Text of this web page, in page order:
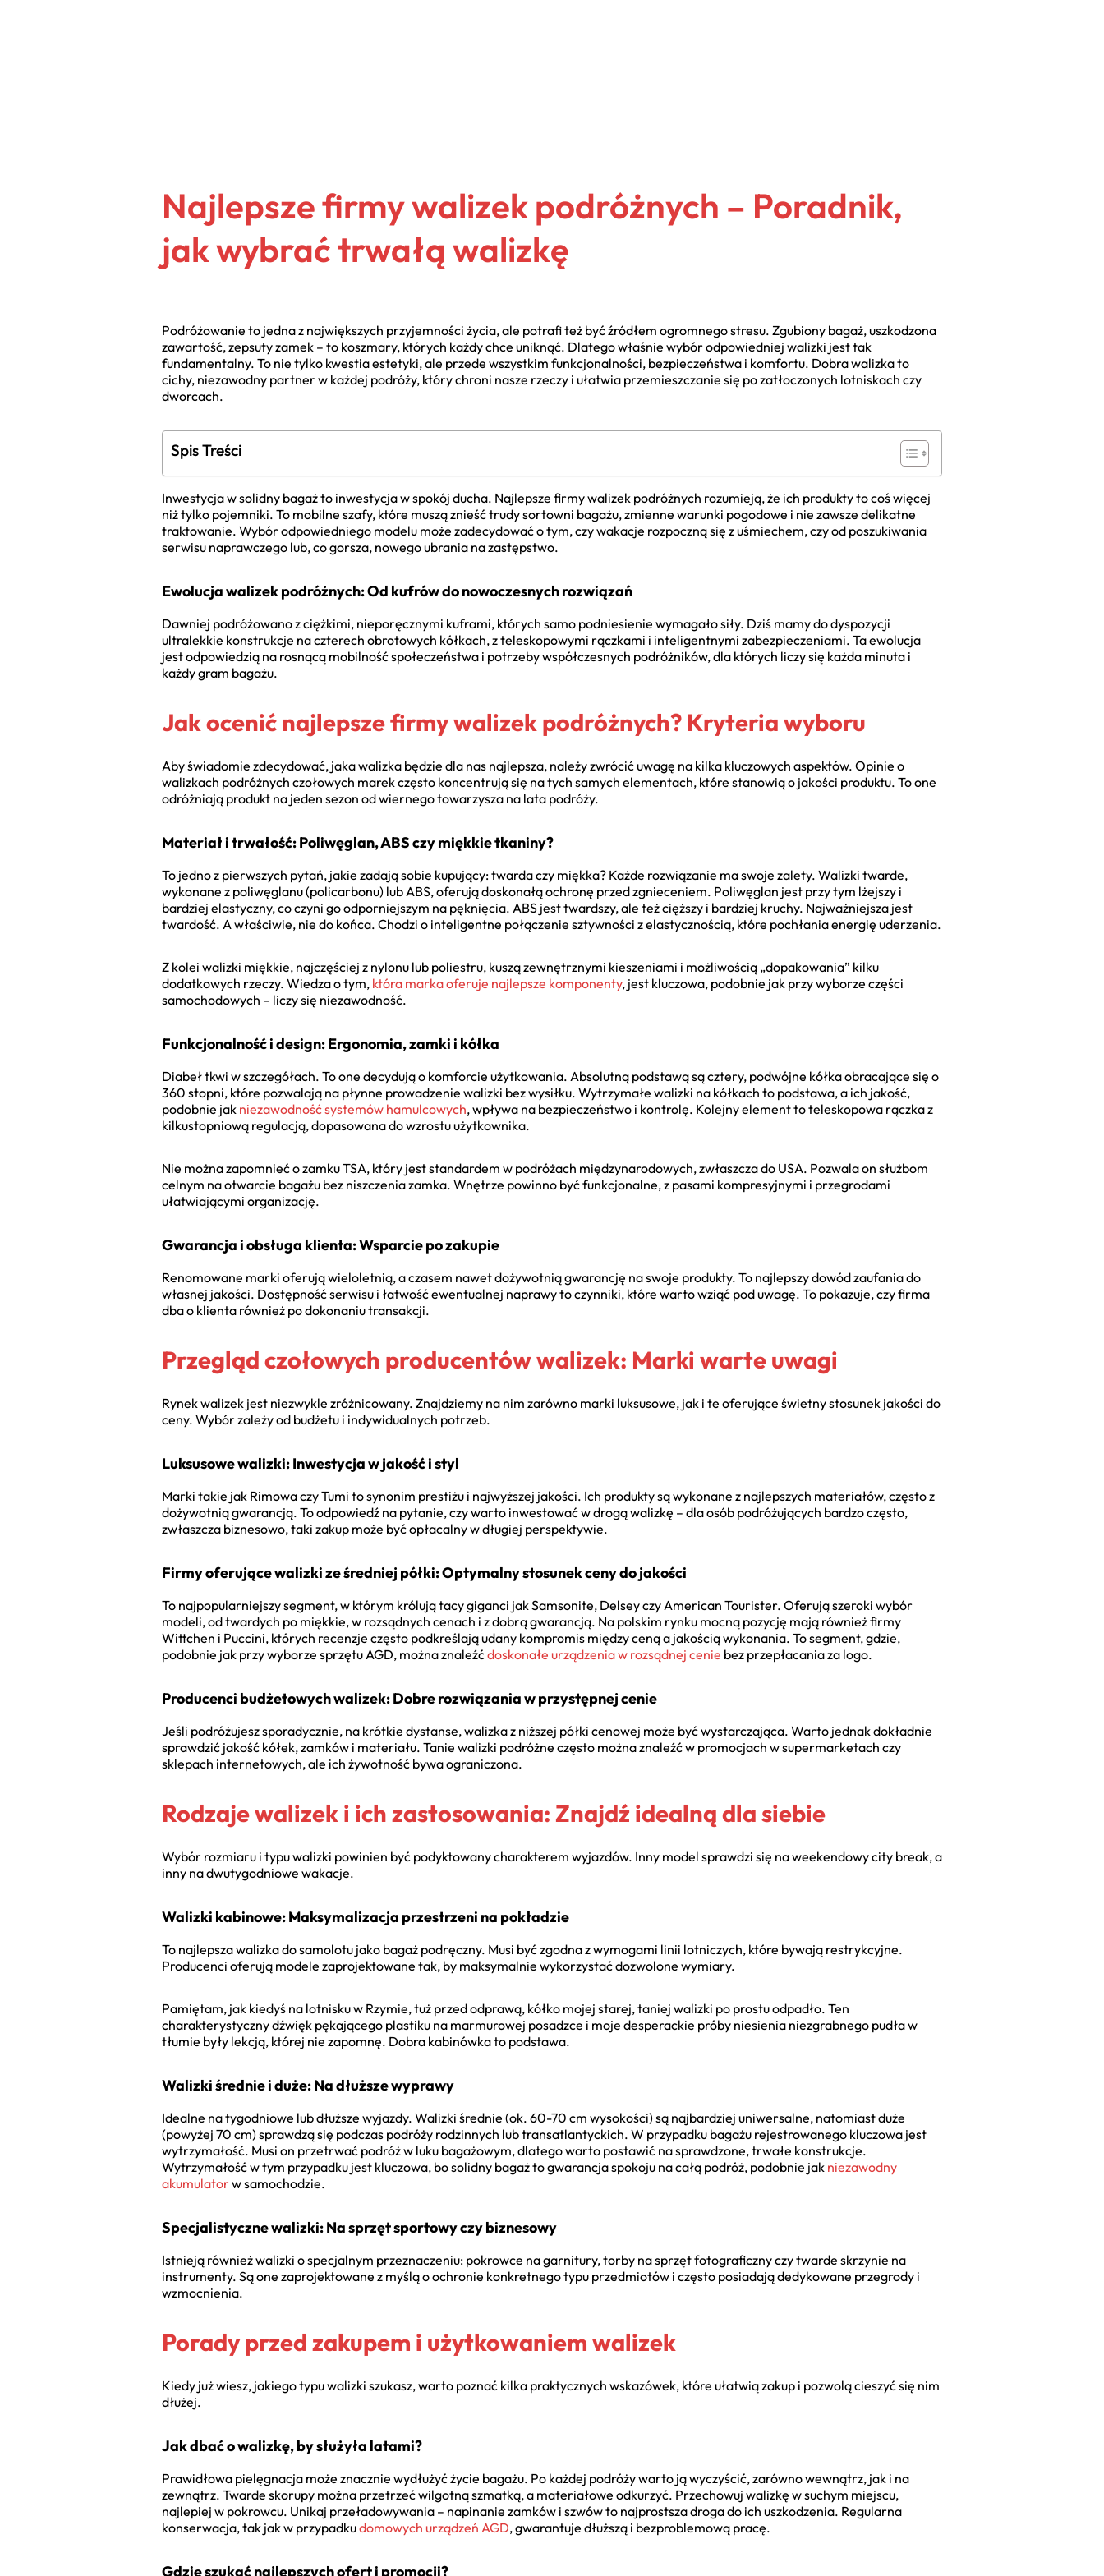
Najlepsze firmy walizek podróżnych – Poradnik,
jak wybrać trwałą walizkę
Podróżowanie to jedna z największych przyjemności życia, ale potrafi też być źródłem ogromnego stresu. Zgubiony bagaż, uszkodzona
zawartość, zepsuty zamek – to koszmary, których każdy chce uniknąć. Dlatego właśnie wybór odpowiedniej walizki jest tak
fundamentalny. To nie tylko kwestia estetyki, ale przede wszystkim funkcjonalności, bezpieczeństwa i komfortu. Dobra walizka to
cichy, niezawodny partner w każdej podróży, który chroni nasze rzeczy i ułatwia przemieszczanie się po zatłoczonych lotniskach czy
dworcach.
Spis Treści
Inwestycja w solidny bagaż to inwestycja w spokój ducha. Najlepsze firmy walizek podróżnych rozumieją, że ich produkty to coś więcej
niż tylko pojemniki. To mobilne szafy, które muszą znieść trudy sortowni bagażu, zmienne warunki pogodowe i nie zawsze delikatne
traktowanie. Wybór odpowiedniego modelu może zadecydować o tym, czy wakacje rozpoczną się z uśmiechem, czy od poszukiwania
serwisu naprawczego lub, co gorsza, nowego ubrania na zastępstwo.
Ewolucja walizek podróżnych: Od kufrów do nowoczesnych rozwiązań
Dawniej podróżowano z ciężkimi, nieporęcznymi kuframi, których samo podniesienie wymagało siły. Dziś mamy do dyspozycji
ultralekkie konstrukcje na czterech obrotowych kółkach, z teleskopowymi rączkami i inteligentnymi zabezpieczeniami. Ta ewolucja
jest odpowiedzią na rosnącą mobilność społeczeństwa i potrzeby współczesnych podróżników, dla których liczy się każda minuta i
każdy gram bagażu.
Jak ocenić najlepsze firmy walizek podróżnych? Kryteria wyboru
Aby świadomie zdecydować, jaka walizka będzie dla nas najlepsza, należy zwrócić uwagę na kilka kluczowych aspektów. Opinie o
walizkach podróżnych czołowych marek często koncentrują się na tych samych elementach, które stanowią o jakości produktu. To one
odróżniają produkt na jeden sezon od wiernego towarzysza na lata podróży.
Materiał i trwałość: Poliwęglan, ABS czy miękkie tkaniny?
To jedno z pierwszych pytań, jakie zadają sobie kupujący: twarda czy miękka? Każde rozwiązanie ma swoje zalety. Walizki twarde,
wykonane z poliwęglanu (policarbonu) lub ABS, oferują doskonałą ochronę przed zgnieceniem. Poliwęglan jest przy tym lżejszy i
bardziej elastyczny, co czyni go odporniejszym na pęknięcia. ABS jest twardszy, ale też cięższy i bardziej kruchy. Najważniejsza jest
twardość. A właściwie, nie do końca. Chodzi o inteligentne połączenie sztywności z elastycznością, które pochłania energię uderzenia.
Z kolei walizki miękkie, najczęściej z nylonu lub poliestru, kuszą zewnętrznymi kieszeniami i możliwością „dopakowania” kilku
dodatkowych rzeczy. Wiedza o tym, która marka oferuje najlepsze komponenty, jest kluczowa, podobnie jak przy wyborze części
samochodowych – liczy się niezawodność.
Funkcjonalność i design: Ergonomia, zamki i kółka
Diabeł tkwi w szczegółach. To one decydują o komforcie użytkowania. Absolutną podstawą są cztery, podwójne kółka obracające się o
360 stopni, które pozwalają na płynne prowadzenie walizki bez wysiłku. Wytrzymałe walizki na kółkach to podstawa, a ich jakość,
podobnie jak niezawodność systemów hamulcowych, wpływa na bezpieczeństwo i kontrolę. Kolejny element to teleskopowa rączka z
kilkustopniową regulacją, dopasowana do wzrostu użytkownika.
Nie można zapomnieć o zamku TSA, który jest standardem w podróżach międzynarodowych, zwłaszcza do USA. Pozwala on służbom
celnym na otwarcie bagażu bez niszczenia zamka. Wnętrze powinno być funkcjonalne, z pasami kompresyjnymi i przegrodami
ułatwiającymi organizację.
Gwarancja i obsługa klienta: Wsparcie po zakupie
Renomowane marki oferują wieloletnią, a czasem nawet dożywotnią gwarancję na swoje produkty. To najlepszy dowód zaufania do
własnej jakości. Dostępność serwisu i łatwość ewentualnej naprawy to czynniki, które warto wziąć pod uwagę. To pokazuje, czy firma
dba o klienta również po dokonaniu transakcji.
Przegląd czołowych producentów walizek: Marki warte uwagi
Rynek walizek jest niezwykle zróżnicowany. Znajdziemy na nim zarówno marki luksusowe, jak i te oferujące świetny stosunek jakości do
ceny. Wybór zależy od budżetu i indywidualnych potrzeb.
Luksusowe walizki: Inwestycja w jakość i styl
Marki takie jak Rimowa czy Tumi to synonim prestiżu i najwyższej jakości. Ich produkty są wykonane z najlepszych materiałów, często z
dożywotnią gwarancją. To odpowiedź na pytanie, czy warto inwestować w drogą walizkę – dla osób podróżujących bardzo często,
zwłaszcza biznesowo, taki zakup może być opłacalny w długiej perspektywie.
Firmy oferujące walizki ze średniej półki: Optymalny stosunek ceny do jakości
To najpopularniejszy segment, w którym królują tacy giganci jak Samsonite, Delsey czy American Tourister. Oferują szeroki wybór
modeli, od twardych po miękkie, w rozsądnych cenach i z dobrą gwarancją. Na polskim rynku mocną pozycję mają również firmy
Wittchen i Puccini, których recenzje często podkreślają udany kompromis między ceną a jakością wykonania. To segment, gdzie,
podobnie jak przy wyborze sprzętu AGD, można znaleźćdoskonałe urządzenia w rozsądnej cenie bez przepłacania za logo.
Producenci budżetowych walizek: Dobre rozwiązania w przystępnej cenie
Jeśli podróżujesz sporadycznie, na krótkie dystanse, walizka z niższej półki cenowej może być wystarczająca. Warto jednak dokładnie
sprawdzić jakość kółek, zamków i materiału. Tanie walizki podróżne często można znaleźć w promocjach w supermarketach czy
sklepach internetowych, ale ich żywotność bywa ograniczona.
Rodzaje walizek i ich zastosowania: Znajdź idealną dla siebie
Wybór rozmiaru i typu walizki powinien być podyktowany charakterem wyjazdów. Inny model sprawdzi się na weekendowy city break, a
inny na dwutygodniowe wakacje.
Walizki kabinowe: Maksymalizacja przestrzeni na pokładzie
To najlepsza walizka do samolotu jako bagaż podręczny. Musi być zgodna z wymogami linii lotniczych, które bywają restrykcyjne.
Producenci oferują modele zaprojektowane tak, by maksymalnie wykorzystać dozwolone wymiary.
Pamiętam, jak kiedyś na lotnisku w Rzymie, tuż przed odprawą, kółko mojej starej, taniej walizki po prostu odpadło. Ten
charakterystyczny dźwięk pękającego plastiku na marmurowej posadzce i moje desperackie próby niesienia niezgrabnego pudła w
tłumie były lekcją, której nie zapomnę. Dobra kabinówka to podstawa.
Walizki średnie i duże: Na dłuższe wyprawy
Idealne na tygodniowe lub dłuższe wyjazdy. Walizki średnie (ok. 60-70 cm wysokości) są najbardziej uniwersalne, natomiast duże
(powyżej 70 cm) sprawdzą się podczas podróży rodzinnych lub transatlantyckich. W przypadku bagażu rejestrowanego kluczowa jest
wytrzymałość. Musi on przetrwać podróż w luku bagażowym, dlatego warto postawić na sprawdzone, trwałe konstrukcje.
Wytrzymałość w tym przypadku jest kluczowa, bo solidny bagaż to gwarancja spokoju na całą podróż, podobnie jak niezawodny
akumulatorw samochodzie.
Specjalistyczne walizki: Na sprzęt sportowy czy biznesowy
Istnieją również walizki o specjalnym przeznaczeniu: pokrowce na garnitury, torby na sprzęt fotograficzny czy twarde skrzynie na
instrumenty. Są one zaprojektowane z myślą o ochronie konkretnego typu przedmiotów i często posiadają dedykowane przegrody i
wzmocnienia.
Porady przed zakupem i użytkowaniem walizek
Kiedy już wiesz, jakiego typu walizki szukasz, warto poznać kilka praktycznych wskazówek, które ułatwią zakup i pozwolą cieszyć się nim
dłużej.
Jak dbać o walizkę, by służyła latami?
Prawidłowa pielęgnacja może znacznie wydłużyć życie bagażu. Po każdej podróży warto ją wyczyścić, zarówno wewnątrz, jak i na
zewnątrz. Twarde skorupy można przetrzeć wilgotną szmatką, a materiałowe odkurzyć. Przechowuj walizkę w suchym miejscu,
najlepiej w pokrowcu. Unikaj przeładowywania – napinanie zamków i szwów to najprostsza droga do ich uszkodzenia. Regularna
konserwacja, tak jak w przypadkudomowych urządzeń AGD, gwarantuje dłuższą i bezproblemową pracę.
Gdzie szukać najlepszych ofert i promocji?